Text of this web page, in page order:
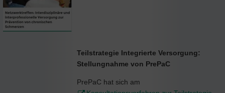
Teilstrategie Integrierte Versorgung:
Stellungnahme von PrePaC
PrePaC hat sich am